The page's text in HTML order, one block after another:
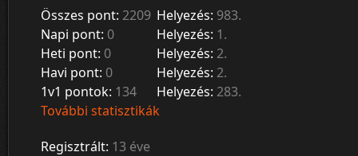
Összes pont: 2209 Helyezés: 983.
Napi pont: 0 Helyezés: 1.
Heti pont: 0 Helyezés: 2.
Havi pont: 0 Helyezés: 2.
1v1 pontok: 134 Helyezés: 283.
További statisztikák
Regisztrált: 13 éve